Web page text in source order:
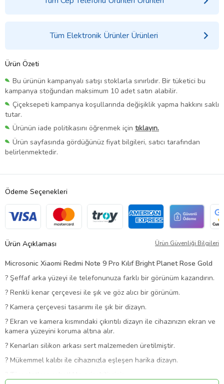
Tüm Elektronik Ürünler Ürünleri
Ürün Özeti
Bu ürünün kampanyalı satışı stoklarla sınırlıdır. Bir tüketici bu
kampanya stoğundan maksimum 10 adet satın alabilir.
Çiçeksepeti kampanya koşullarında değişiklik yapma hakkını saklı
tutar.
Ürünün iade politikasını öğrenmek için tıklayın.
Ürün sayfasında gördüğünüz fiyat bilgileri, satıcı tarafından
belirlenmektedir.
Ödeme Seçenekleri
Ürün Açıklaması Ürün Güvenliği Bilgileri
Microsonic Xiaomi Redmi Note 9 Pro Kılıf Bright Planet Rose Gold
? Şeffaf arka yüzeyi ile telefonunuza farklı bir görünüm kazandırın.
? Renkli kenar çerçevesi ile şık ve göz alıcı bir görünüm.
? Kamera çerçevesi tasarımı ile şık bir dizayn.
? Ekran ve kamera kısmındaki çıkıntılı dizayn ile cihazınızın ekran ve
kamera yüzeyini koruma altına alır.
? Kenarları silikon arkası sert malzemeden üretilmiştir.
? Mükemmel kalıbı ile cihazınızla eşleşen harika dizayn.